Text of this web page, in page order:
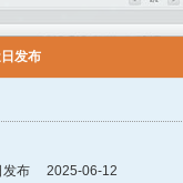
发布
发布
2025-06-12